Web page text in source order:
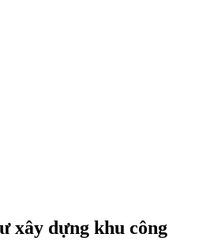
xây dựng khu công